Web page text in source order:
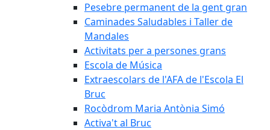
Pesebre permanent de la gent gran
Caminades Saludables i Taller de
Mandales
Activitats per a persones grans
Escola de Música
Extraescolars de l'AFA de l'Escola El
Bruc
Rocòdrom Maria Antònia Simó
Activa't al Bruc